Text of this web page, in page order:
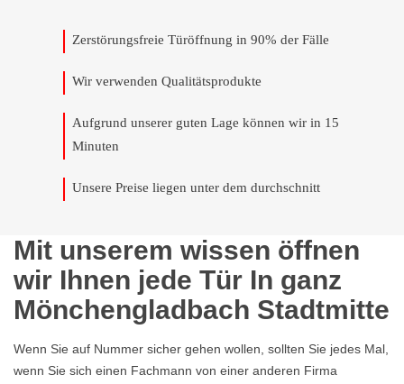
Zerstörungsfreie Türöffnung in 90% der Fälle
Wir verwenden Qualitätsprodukte
Aufgrund unserer guten Lage können wir in 15
Minuten
Unsere Preise liegen unter dem durchschnitt
Mit unserem wissen öffnen
wir Ihnen jede Tür In ganz
Mönchengladbach Stadtmitte
Wenn Sie auf Nummer sicher gehen wollen, sollten Sie jedes Mal,
wenn Sie sich einen Fachmann von einer anderen Firma